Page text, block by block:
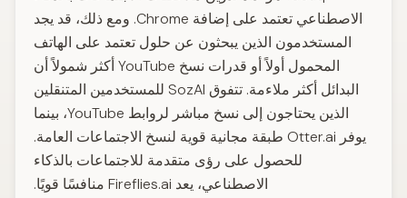
الاصطناعي تعتمد على إضافة Chrome. ومع ذلك، قد يجد
المستخدمون الذين يبحثون عن حلول تعتمد على الهاتف
المحمول أولاً أو قدرات نسخ YouTube أكثر شمولاً أن
البدائل أكثر ملاءمة. تتفوق SozAI للمستخدمين المتنقلين
الذين يحتاجون إلى نسخ مباشر لروابط YouTube، بينما
يوفر Otter.ai طبقة مجانية قوية لنسخ الاجتماعات العامة.
للحصول على رؤى متقدمة للاجتماعات بالذكاء
الاصطناعي، يعد Fireflies.ai منافسًا قويًا.